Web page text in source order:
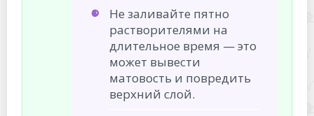
Не заливайте пятно
растворителями на
длительное время — это
может вывести
матовость и повредить
верхний слой.